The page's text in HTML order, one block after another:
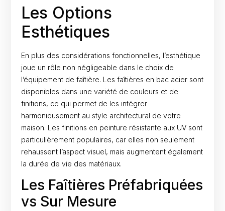
Les Options
Esthétiques
En plus des considérations fonctionnelles, l’esthétique
joue un rôle non négligeable dans le choix de
l’équipement de faîtière. Les faîtières en bac acier sont
disponibles dans une variété de couleurs et de
finitions, ce qui permet de les intégrer
harmonieusement au style architectural de votre
maison. Les finitions en peinture résistante aux UV sont
particulièrement populaires, car elles non seulement
rehaussent l’aspect visuel, mais augmentent également
la durée de vie des matériaux.
Les Faîtières Préfabriquées
vs Sur Mesure